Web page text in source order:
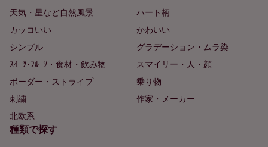
天気・星など自然風景
ハート柄
カッコいい
かわいい
シンプル
グラデーション・ムラ染
ｽｲｰﾂ･ﾌﾙｰﾂ・食材・飲み物
スマイリー・人・顔
ボーダー・ストライプ
乗り物
刺繍
作家・メーカー
北欧系
種類で探す